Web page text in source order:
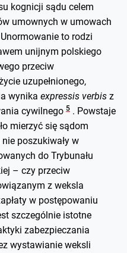
kognicji sądu celem
umownych w umowach
to rodzi
unijnym polskiego
przeciw
uzupełnionego,
wynika expressis verbis z
cywilnego 5 . Powstaje
mierzyć się sądom
poszukiwały w
do Trybunału
– czy przeciw
z weksla
w postępowaniu
szczególnie istotne
zabezpieczania
wystawianie weksli